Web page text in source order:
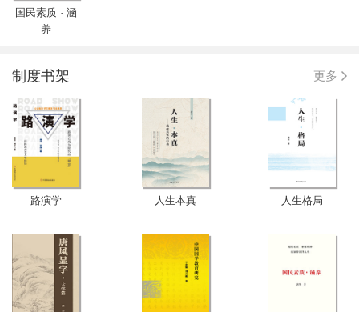
国民素质 · 涵
养
制度书架 更多
路演学 人生本真 人生格局